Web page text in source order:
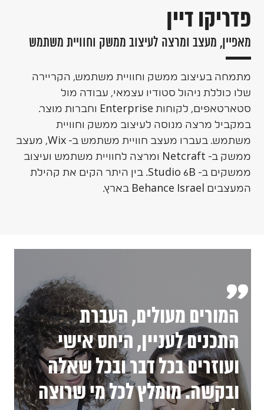
פדריקו דיין
מאפיין, מעצב ומרצה לעיצוב ממשק וחוויית משתמש
מתמחה בעיצוב ממשק וחוויית משתמש, הקריירה
שלו כוללת ניהול סטודיו עצמאי, עבודה מול
סטארטאפים, לקוחות Enterprise וחברות מוצר.
במקביל מרצה מנוסה לעיצוב ממשק וחוויית
משתמש. בעברו מעצב חוויית משתמש ב- Wix, מעצב
ממשק ב- Netcraft ומרצה לחוויית משתמש ועיצוב
ממשקים ב- Studio 6B. בין היתר הקים את קהילת
המעצבים Behance Israel בארץ.
”המורים מעולים, העברת
התכנים לעניין, היחס אישי
ועוזרים בכל דבר ובכל שאלה
ובקשה. מומלץ לכל מי שרוצה